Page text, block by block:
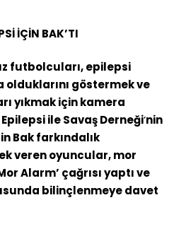
İÇİN BAK’TI
futbolcuları, epilepsi
olduklarını göstermek ve
yıkmak için kamera
ile Savaş Derneği’nin
Bak farkındalık
veren oyuncular, mor
Alarm’ çağrısı yaptı ve
bilinçlenmeye davet